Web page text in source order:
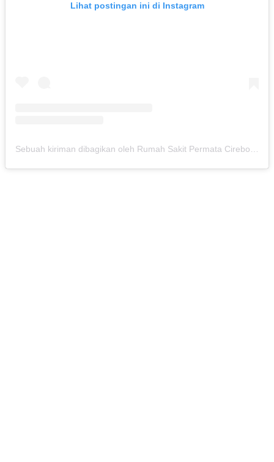
Lihat postingan ini di Instagram
Sebuah kiriman dibagikan oleh Rumah Sakit Permata Cirebon (@rspermatacirebon)